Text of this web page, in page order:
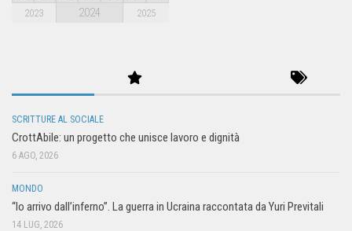
2023 2024 2025
SCRITTURE AL SOCIALE
CrottAbile: un progetto che unisce lavoro e dignità
6 AGO, 2026
MONDO
“Io arrivo dall’inferno”. La guerra in Ucraina raccontata da Yuri Previtali
14 LUG, 2026